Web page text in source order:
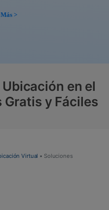
16 >
en el
y Fáciles
Virtual • Soluciones